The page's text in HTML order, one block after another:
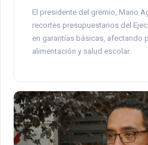
El presidente del gremio, Mario
recortes presupuestarios del
en garantías básicas, afectando
alimentación y salud escolar.